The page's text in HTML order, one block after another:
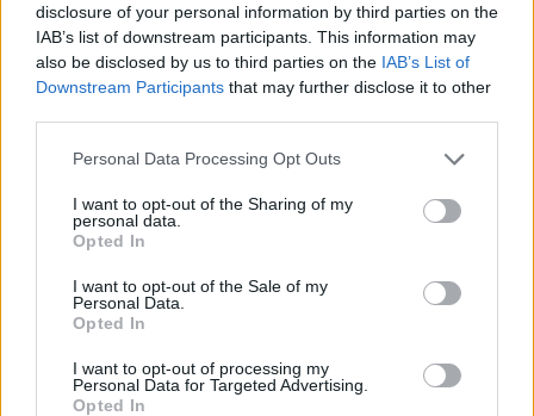
disclosure of your personal information by third parties on the
IAB’s list of downstream participants. This information may
also be disclosed by us to third parties on the IAB’s List of
Downstream Participants that may further disclose it to other
Personal Data Processing Opt Outs
I want to opt-out of the Sharing of my
personal data.
Opted In
I want to opt-out of the Sale of my
Personal Data.
Opted In
I want to opt-out of processing my
Personal Data for Targeted Advertising.
Opted In
Weboldal:
http://www.biksady.com
GALÉRIA TOVÁBBI MŰTÁRGYAI
KAPCSOLÓDÓ MŰTÁRGYAK